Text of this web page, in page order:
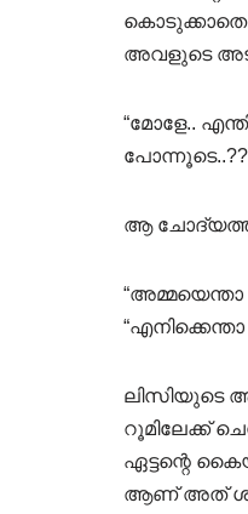
കൊടുക്കാതെ
അവളുടെ
“മോളേ..
ആ
“അമ്മയെന്താ
ലിസിയുടെ
റൂമിലേക്ക്
ഏട്ടന്റെ
ആണ് അത്